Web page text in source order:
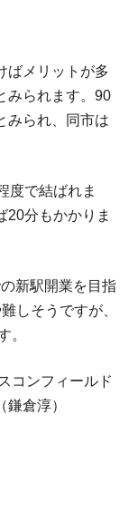
ばメリットが多
みられます。90
みられ、同市は
度で結ばれま
20分もかかりま
新駅開業を目指
しそうですが、
。
コンフィールド
倉淳）